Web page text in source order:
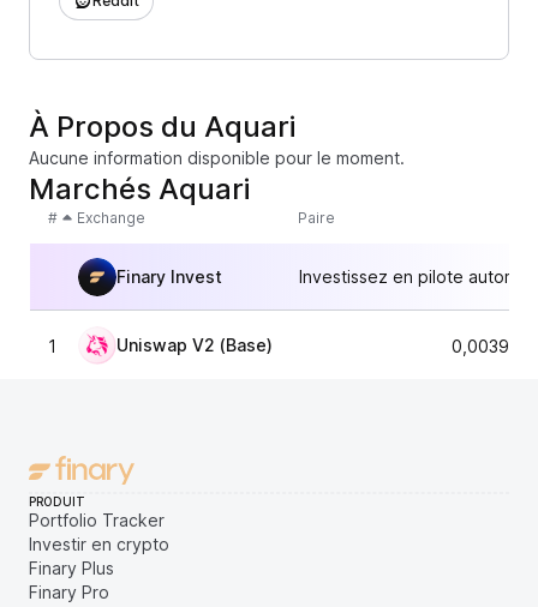
À Propos du Aquari
Aucune information disponible pour le moment.
Marchés Aquari
# Exchange Paire
Finary Invest Investissez en pilote
1 Uniswap V2 (Base)
PRODUIT
Portfolio Tracker
Investir en crypto
Finary Plus
Finary Pro